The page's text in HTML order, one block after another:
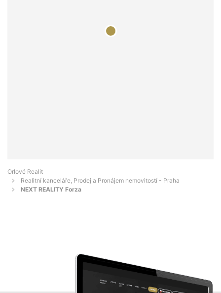
Orlové Realit
Realitní kanceláře, Prodej a Pronájem nemovitostí - Praha
NEXT REALITY Forza